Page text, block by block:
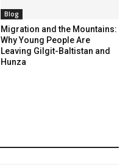
Blog
Migration and the Mountains:
Why Young People Are
Leaving Gilgit-Baltistan and
Hunza